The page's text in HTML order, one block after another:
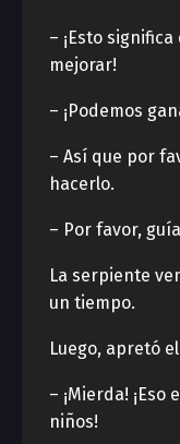
– ¡Esto
mejorar!
– ¡Podemos
– Así que por
hacerlo.
– Por favor,
La serpiente
un tiempo.
Luego, apretó
– ¡Mierda! ¡Eso
niños!